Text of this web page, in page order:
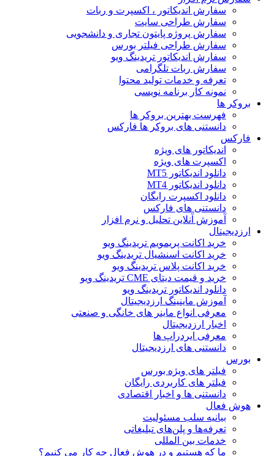
سفارش اندیکاتور ، اکسپرت و ربات
سفارش طراحی سایت
سفارش پروژه پایتون تجاری و دانشجویی
سفارش طراحی فیلتر بورس
سفارش اندیکاتور تریدینگ ویو
سفارش ربات تلگرامی
تعرفه و خدمات تولید محتوا
نمونه کار برنامه نویسی
بروکر ها
فهرست بهترین بروکر ها
دانستنی های بروکر ها فارکس
فارکس
اندیکاتور های ویژه
اکسپرت های ویژه
دانلود اندیکاتور MT5
دانلود اندیکاتور MT4
دانلود اکسپرت رایگان
دانستنی های فارکس
آموزش آنلاین تحلیل و نرم افزار
ارزدیجیتال
خرید اکانت پریمویم تریدینگ ویو
خرید اکانت اسنشیال تریدینگ ویو
خرید اکانت پلاس تریدینگ ویو
خرید و قیمت دیتای CME تریدینگ ویو
دانلود اندیکاتور تریدینگ ویو
آموزش ماینینگ ارزدیجیتال
معرفی انواع ماینر های خانگی و صنعتی
اخبار ارزدیجیتال
معرفی ایردراپ ها
دانستنی های ارزدیجیتال
بورس
فیلتر های ویژه بورس
فیلتر های کاربردی رایگان
دانستنی ها و اخبار اقتصادی
هوش فعال
بیانیه سلب مسئولیت
تعرفه‌ها و پلن‌های تبلیغاتی
خدمات بین المللی
ما که هستیم و در هوش فعال چه کار می کنیم؟